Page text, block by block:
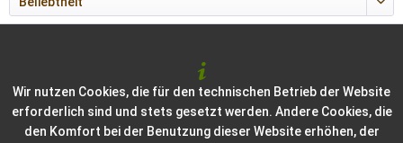
Wir nutzen Cookies, die für den technischen Betrieb der Website
erforderlich sind und stets gesetzt werden. Andere Cookies, die
den Komfort bei der Benutzung dieser Website erhöhen, der